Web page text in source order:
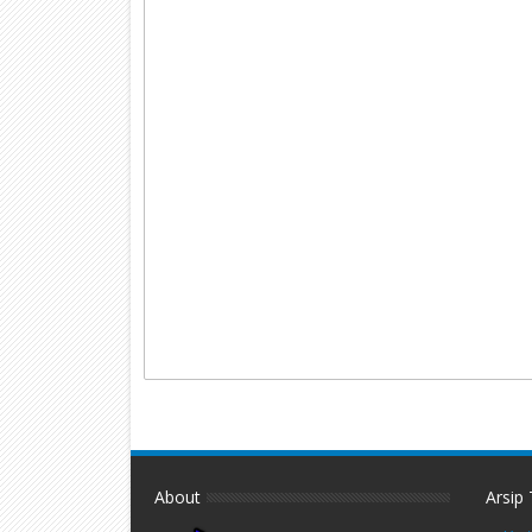
About Arsip